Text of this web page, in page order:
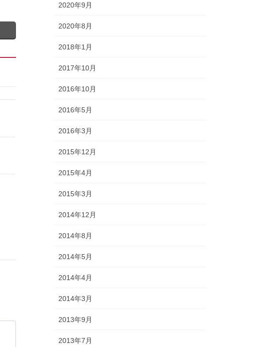
2020年9月
2020年8月
2018年1月
2017年10月
2016年10月
2016年5月
2016年3月
2015年12月
2015年4月
2015年3月
2014年12月
2014年8月
2014年5月
2014年4月
2014年3月
2013年9月
2013年7月